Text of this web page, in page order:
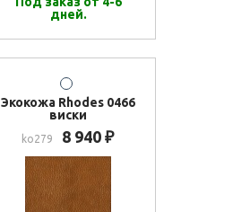
дней.
Экокожа Rhodes 0466
виски
ko279 8 940₽